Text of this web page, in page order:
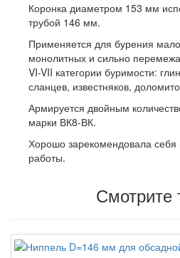
Коронка диаметром 153 мм
трубой 146 мм.
Применяется для бурения
монолитных и сильно
VI-VII категории буримости:
сланцев, известняков,
Армируется двойным
марки ВК8-ВК.
Хорошо зарекомендовала себя
работы.
Смотрите